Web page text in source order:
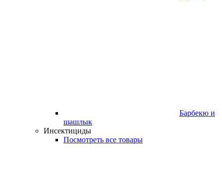
Барбекю и
шашлык
Инсектициды
Посмотреть все товары